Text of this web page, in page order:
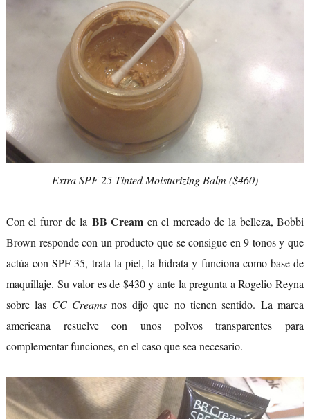
Extra SPF 25 Tinted Moisturizing Balm ($460)
Con el furor de la BB Cream en el mercado de la belleza,Bobbi
Brown responde con un producto que se consigue en 9 tonos y que
actúa con SPF 35, trata la piel, la hidrata y funciona como base de
maquillaje. Su valor es de $430 y ante la pregunta a Rogelio Reyna
sobre las CC Creamsnos dijo que no tienen sentido. La marca
americana resuelve con unos polvos transparentes para
complementar funciones, en el caso que sea necesario.